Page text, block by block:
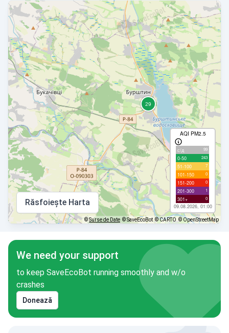
AQI PM2.5
с/д 99
0-50 243
51-100 7
101-150 0
151-200 0
201-300 1
301+ 0
09.08.2026, 01:00
Răsfoiește Harta
©Surse de Date © SaveEcoBot © CARTO © OpenStreetMap
We need your support
to keep SaveEcoBot running smoothly and w/o
crashes
Donează